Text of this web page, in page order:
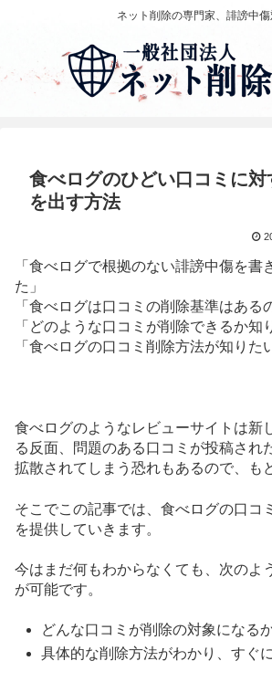
ネット削除の専門家、誹謗中
食べログのひどい口コミに
を出す方法
「食べログで根拠のない誹謗中傷を書
た」
「食べログは口コミの削除基準はある
「どのような口コミが削除できるか知
「食べログの口コミ削除方法が知りた
食べログのようなレビューサイトは新
る反面、問題のある口コミが投稿され
拡散されてしまう恐れもあるので、も
そこでこの記事では、食べログの口コ
を提供していきます。
今はまだ何もわからなくても、次のよ
が可能です。
どんな口コミが削除の対象になる
具体的な削除方法がわかり、すぐ